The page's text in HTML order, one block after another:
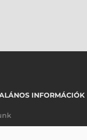
INFORMÁCIÓK